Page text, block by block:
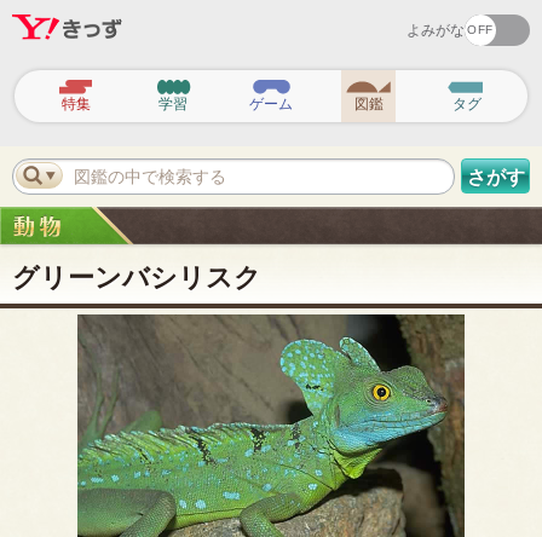
よみがな
ビ
ゲ
ー
シ
ョ
ン
特集 学習 ゲーム 図鑑 タグ
図鑑の中で検索する さがす
グリーンバシリスク